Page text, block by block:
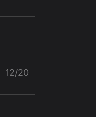
12/20